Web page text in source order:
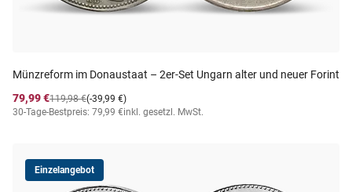
Münzreform im Donaustaat – 2er-Set Ungarn alter und neuer Forint
79,99 €
(-39,99 €)
119,98 €
30-Tage-Bestpreis: 79,99 €inkl. gesetzl. MwSt.
Einzelangebot